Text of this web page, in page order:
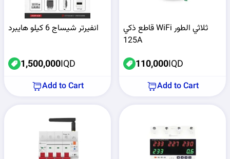
انفيرتر شيساج 6 كيلو هايبرد
1,500,000IQD
Add to Cart
قاطع ذكي WiFi ثلاثي الطور
125A
110,000IQD
Add to Cart